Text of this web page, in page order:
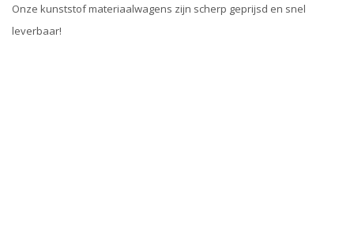
Onze kunststof materiaalwagens zijn scherp geprijsd en snel
leverbaar!